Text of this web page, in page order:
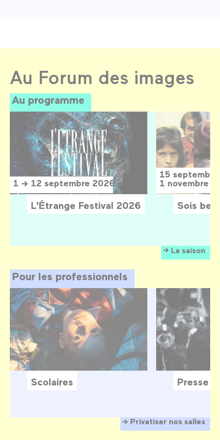
Au Forum des images
Au programme
La saison
1 → 12 septembre 2026
L'Étrange Festival 2026
15
1 novembre
Sois
Pour les professionnels
Privatiser nos salles
Scolaires Presse